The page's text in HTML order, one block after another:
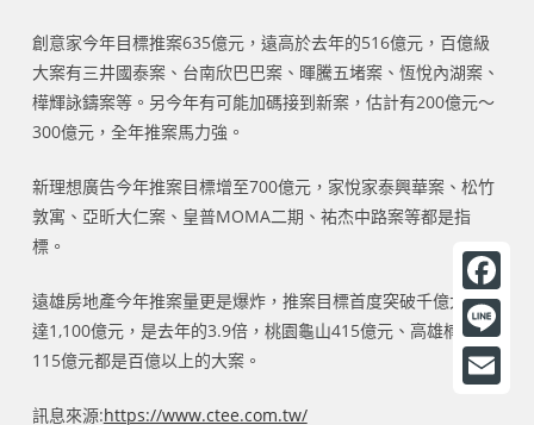
創意家今年目標推案635億元，遠高於去年的516億元，百億級
大案有三井國泰案、台南欣巴巴案、暉騰五堵案、恆悅內湖案、
樺輝詠鑄案等。另今年有可能加碼接到新案，估計有200億元～
300億元，全年推案馬力強。
新理想廣告今年推案目標增至700億元，家悅家泰興華案、松竹
敦寓、亞昕大仁案、皇普MOMA二期、祐杰中路案等都是指
標。
遠雄房地產今年推案量更是爆炸，推案目標首度突破千億大關、
達1,100億元，是去年的3.9倍，桃園龜山415億元、高雄楠梓
115億元都是百億以上的大案。
訊息來源:https://www.ctee.com.tw/
F
a
c
L